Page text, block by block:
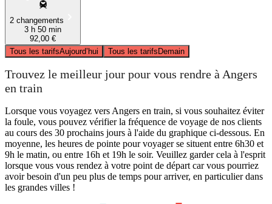
2 changements
3 h 50 min
92,00 €
Tous les tarifsAujourd’hui Tous les tarifsDemain
Trouvez le meilleur jour pour vous rendre à Angers
en train
Lorsque vous voyagez vers Angers en train, si vous souhaitez éviter
la foule, vous pouvez vérifier la fréquence de voyage de nos clients
au cours des 30 prochains jours à l'aide du graphique ci-dessous. En
moyenne, les heures de pointe pour voyager se situent entre 6h30 et
9h le matin, ou entre 16h et 19h le soir. Veuillez garder cela à l'esprit
lorsque vous vous rendez à votre point de départ car vous pourriez
avoir besoin d'un peu plus de temps pour arriver, en particulier dans
les grandes villes !